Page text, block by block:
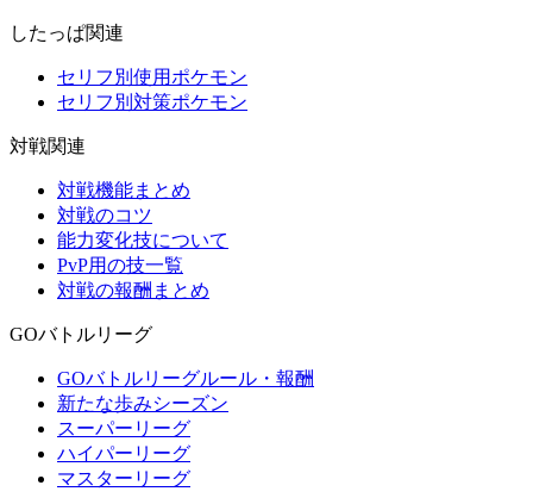
したっぱ関連
セリフ別使用ポケモン
セリフ別対策ポケモン
対戦関連
対戦機能まとめ
対戦のコツ
能力変化技について
PvP用の技一覧
対戦の報酬まとめ
GOバトルリーグ
GOバトルリーグルール・報酬
新たな歩みシーズン
スーパーリーグ
ハイパーリーグ
マスターリーグ